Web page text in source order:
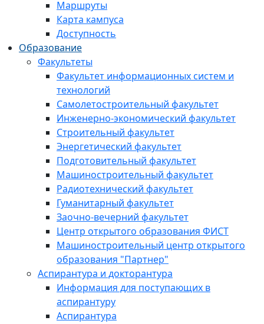
Маршруты
Карта кампуса
Доступность
Образование
Факультеты
Факультет информационных систем и
технологий
Самолетостроительный факультет
Инженерно-экономический факультет
Строительный факультет
Энергетический факультет
Подготовительный факультет
Машиностроительный факультет
Радиотехнический факультет
Гуманитарный факультет
Заочно-вечерний факультет
Центр открытого образования ФИСТ
Машиностроительный центр открытого
образования "Партнер"
Аспирантура и докторантура
Информация для поступающих в
аспирантуру
Аспирантура